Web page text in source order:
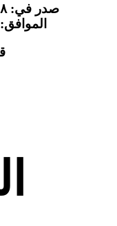
صدر في: ١٨ من شعبان سنة ١٤١٦هـ
الموافق: ٩ من يناير سنة